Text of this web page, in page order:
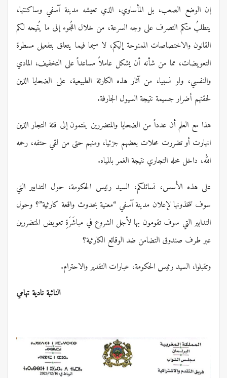
إن الوضع الصعب، بل المأساوي، الذي تعيشه مدينة آسفي وساكنتها،
يتطلبُ منكم التصرف على وجه السرعة، من خلال اللُجوء إلى ما يُتيحه لكم
القانون والاختصاصات الممنوحة إليكم، لا سيما فيما يتعلق بتفعيل مسطرة
التعويضات، مما من شأنه أن يشكل عاملاً مساعداً على التخفيف، المادي
والنفسي، ولو نسبيا، من آثار هذه الكارثة الطبيعية، على الضحايا الذين
لحقتهم أضرار جسيمة نتيجة السيول الجارفة.
هذا مع العلم أن عدداً من الضحايا والمتضررين ينتمون إلى فئة التجار الذين
انهارت أو تضررت محلات بعضهم جزئيا، ومنهم حتى من لقي حتفه، رحمه
الله، داخل محله التجاري نتيجة الغمر بالمياه.
على هذه الأسس، نسائلكم، السيد رئيس الحكومة، حول التدابير التي
سوف تتخذونها لإعلان مدينة آسفي “معنية بحدوث واقعة كارثية”؟ وحول
التدابير التي سوف تقومون بها لأجل الشروع في مباشَرَةِ تعويض المتضررين
عبر طرف صندوق التضامن ضد الوقائع الكارثية؟
وتقبلوا، السيد رئيس الحكومة، عبارات التقدير والاحترام.
النائبة نادية تهامي